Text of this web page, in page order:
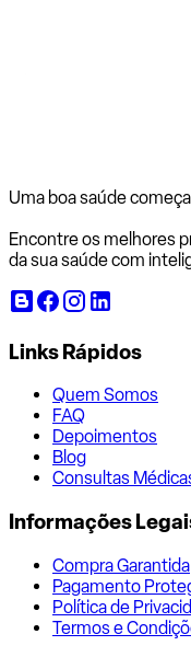
Uma boa saúde
Encontre os melhores
da sua saúde com
Links Rápidos
Quem Somos
FAQ
Depoimentos
Blog
Consultas
Informações
Compra Garantida
Pagamento
Política de
Termos e